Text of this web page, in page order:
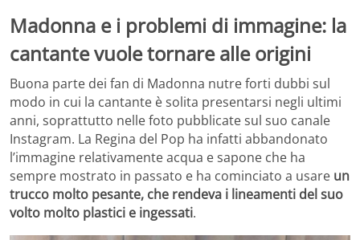
Madonna e i problemi di immagine: la
cantante vuole tornare alle origini
Buona parte dei fan di Madonna nutre forti dubbi sul
modo in cui la cantante è solita presentarsi negli ultimi
anni, soprattutto nelle foto pubblicate sul suo canale
Instagram. La Regina del Pop ha infatti abbandonato
l’immagine relativamente acqua e sapone che ha
sempre mostrato in passato e ha cominciato a usare un
trucco molto pesante, che rendeva i lineamenti del suo
volto molto plastici e ingessati.